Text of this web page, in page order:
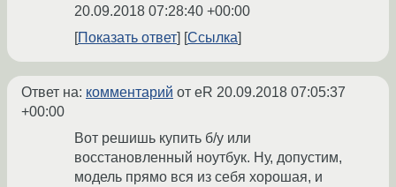
20.09.2018 07:28:40 +00:00
Показать ответ
Ссылка
Ответ на: комментарий от eR 20.09.2018 07:05:37
+00:00
Вот решишь купить б/у или
восстановленный ноутбук. Ну, допустим,
модель прямо вся из себя хорошая, и